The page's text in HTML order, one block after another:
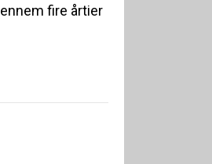
fire årtier